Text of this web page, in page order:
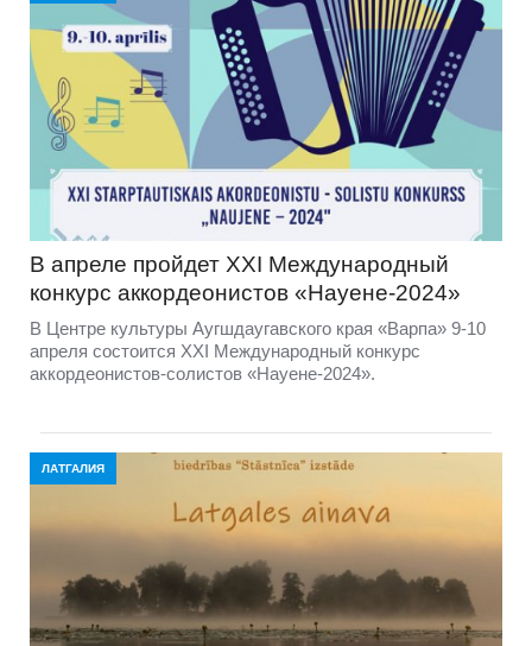
В апреле пройдет XXI Международный
конкурс аккордеонистов «Науене-2024»
В Центре культуры Аугшдаугавского края «Варпа» 9-10
апреля состоится XXI Международный конкурс
аккордеонистов-солистов «Науене-2024».
ЛАТГАЛИЯ